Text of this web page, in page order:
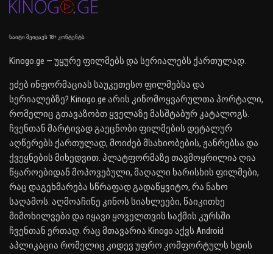
საიტი შეიცავს 18+ კონტენტს
Kinogo.ge — უყურე ფილმებს და სერიალებს ქართულად.
ეძებ ინფორმაციას საუკეთესო ფილმებსა და
სერიალებზე? Kinogo.ge არის კინომოყვარულთა პორტალი,
რომელიც გთავაზობთ ყველაზე მასშტაბურ კატალოგს.
ჩვენთან მარტივად გაეცნობი ფილმების დეტალურ
აღწერებს ქართულად, მოიძებ მსახიობების, ჟანრებსა და
ქვეყნების მიხედვით. პლატფორმაზე თავმოყრილია ღია
წყაროებიდან მოპოვებული, მაღალი ხარისხის ფილმები,
რაც დაგეხმარება სწრაფად გადაწყვიტო, რა ნახო
საღამოს. აღმოაჩინე კინოს სიახლეები, წაიკითხე
მიმოხილვები და იყავი ყოველთვის საქმის კურსში
ჩვენთან ერთად. რაც მთავარია Kinogo აქვს Android
აპლიკაცია რომელიც კიდევ უფრო კომფორტულს ხდის